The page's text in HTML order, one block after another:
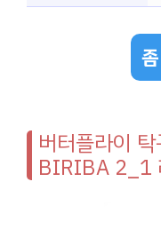
버터플라이
BIRIBA 2_1